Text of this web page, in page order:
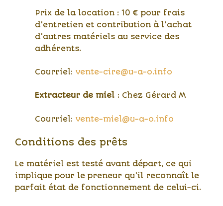
Prix de la location : 10 € pour frais
d’entretien et contribution à l’achat
d’autres matériels au service des
adhérents.
Courriel: vente-cire@u-a-o.info
Extracteur de miel : Chez Gérard M
Courriel: vente-miel@u-a-o.info
Conditions des prêts
Le matériel est testé avant départ, ce qui
implique pour le preneur qu’il reconnaît le
parfait état de fonctionnement de celui-ci.